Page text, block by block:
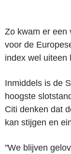
Zo kwam er een
voor de
index wel uiteen
Inmiddels is de
hoogste
Citi denken dat
kan stijgen en
"We blijven